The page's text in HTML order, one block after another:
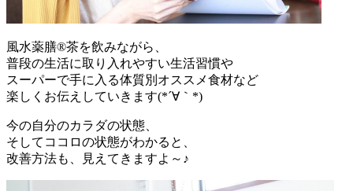
風水薬膳®茶を飲みながら、
普段の生活に取り入れやすい生活習慣や
スーパーで手に入る体質別オススメ食材など
楽しくお伝えしていきます(*´∀｀*)
今の自分のカラダの状態、
そしてココロの状態がわかると、
改善方法も、見えてきますよ～♪